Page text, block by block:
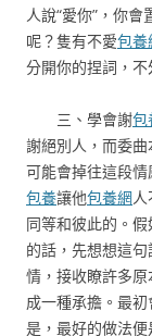
人說“愛你”，你
呢？隻有不愛包養
分開你的捏詞，不
三、學會謝包
謝絕別人，而委
可能會掉往這段
包養讓他包養網
同等和彼此的。
的話，先想想這
情，接收瞭許多
成一種承擔。最
是，最好的做法